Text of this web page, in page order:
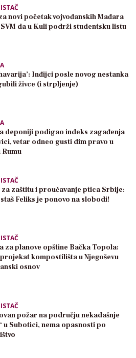
novi početak vojvođanskih Mađara
da u Kuli podrži studentsku listu
havarija’: Inđijci posle novog nestanka
živce (i strpljenje)
deponiji podigao indeks zagađenja
vetar odneo gusti dim pravo u
Rumu
za zaštitu i proučavanje ptica Srbije:
Feliks je ponovo na slobodi!
za planove opštine Bačka Topola:
kompostilišta u Njegoševu
osnov
požar na području nekadašnje
u Subotici, nema opasnosti po